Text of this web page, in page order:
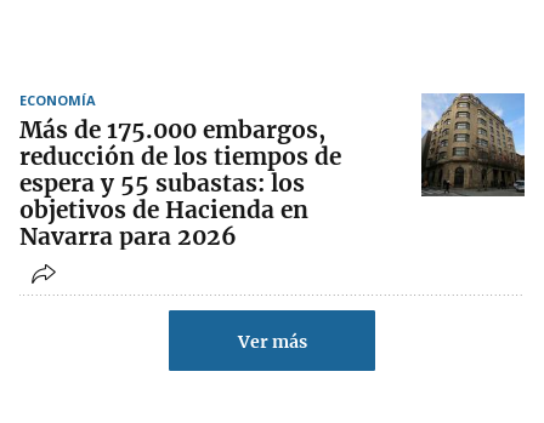
ECONOMÍA
Más de 175.000 embargos,
reducción de los tiempos de
espera y 55 subastas: los
objetivos de Hacienda en
Navarra para 2026
Ver más